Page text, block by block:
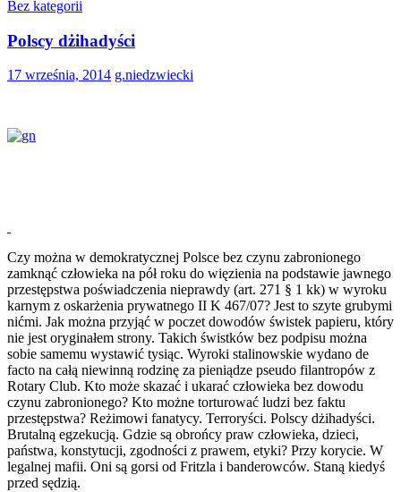
Bez kategorii
Polscy dżihadyści
17 września, 2014 g.niedzwiecki
Czy można w demokratycznej Polsce bez czynu zabronionego
zamknąć człowieka na pół roku do więzienia na podstawie jawnego
przestępstwa poświadczenia nieprawdy (art. 271 § 1 kk) w wyroku
karnym z oskarżenia prywatnego II K 467/07? Jest to szyte grubymi
nićmi. Jak można przyjąć w poczet dowodów świstek papieru, który
nie jest oryginałem strony. Takich świstków bez podpisu można
sobie samemu wystawić tysiąc. Wyroki stalinowskie wydano de
facto na całą niewinną rodzinę za pieniądze pseudo filantropów z
Rotary Club. Kto może skazać i ukarać człowieka bez dowodu
czynu zabronionego? Kto możne torturować ludzi bez faktu
przestępstwa? Reżimowi fanatycy. Terroryści. Polscy dżihadyści.
Brutalną egzekucją. Gdzie są obrońcy praw człowieka, dzieci,
państwa, konstytucji, zgodności z prawem, etyki? Przy korycie. W
legalnej mafii. Oni są gorsi od Fritzla i banderowców. Staną kiedyś
przed sędzią.